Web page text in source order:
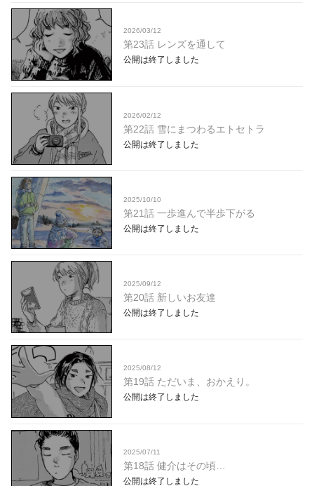
2026/03/12
第23話 レンズを通して
公開は終了しました
2026/02/12
第22話 雪にまつわるエトセトラ
公開は終了しました
2025/10/10
第21話 一歩進んで半歩下がる
公開は終了しました
2025/09/12
第20話 新しいお友達
公開は終了しました
2025/08/12
第19話 ただいま、おかえり。
公開は終了しました
2025/07/11
第18話 健介はその頃…
公開は終了しました